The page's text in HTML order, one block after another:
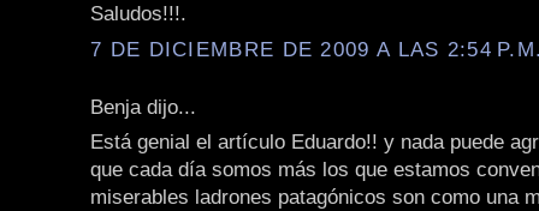
Saludos!!!.
7 DE DICIEMBRE DE 2009 A LAS 2:54
Benja dijo...
Está genial el artículo Eduardo!! y nada puede
que cada día somos más los que estamos
miserables ladrones patagónicos son como una